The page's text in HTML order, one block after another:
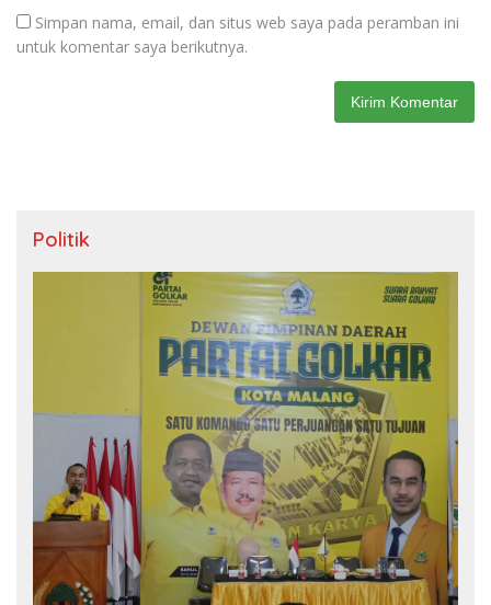
Simpan nama, email, dan situs web saya pada peramban ini
untuk komentar saya berikutnya.
Politik